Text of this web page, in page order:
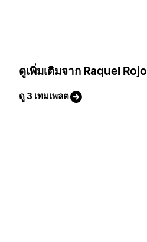
ดูเพิ่มเติมจาก Raquel Rojo
ดู 3 เทมเพลต